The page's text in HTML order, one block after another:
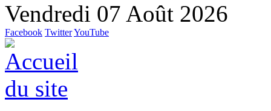
Vendredi 07 Août 2026
Facebook TwitterYouTube